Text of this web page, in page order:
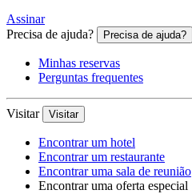
Assinar
Precisa de ajuda?
Precisa de ajuda?
Minhas reservas
Perguntas frequentes
Visitar Visitar
Encontrar um hotel
Encontrar um restaurante
Encontrar uma sala de reunião
Encontrar uma oferta especial